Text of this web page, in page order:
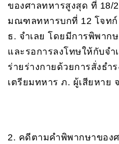
ของศาลทหารสูงสุด ที่ 18/
มณฑลทหารบกที่ 12 โจทก์
ธ. จำเลย โดยมีการพิพาก
และรอการลงโทษให้กับจำ
ร่ายร่างกายด้วยการสั่งธำ
เตรียมทหาร ภ. ผู้เสียหาย
2. คดีตามคำพิพากษาของ